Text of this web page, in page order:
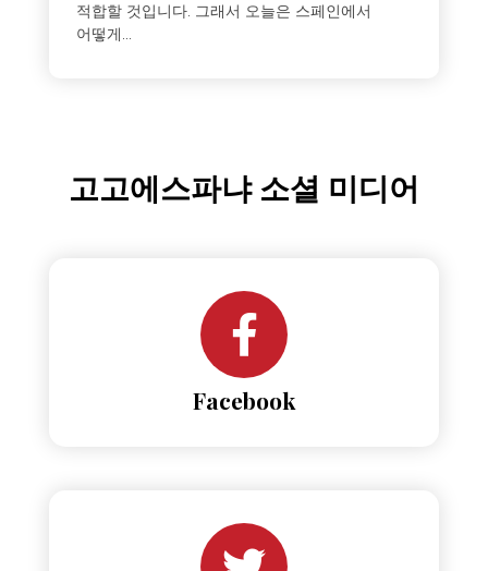
적합할 것입니다. 그래서 오늘은 스페인에서
어떻게...
고고에스파냐 소셜 미디어
Facebook